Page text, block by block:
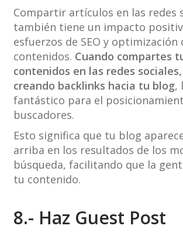
Compartir artículos en las redes
también tiene un impacto
esfuerzos de SEO y optimización
contenidos. Cuando compartes
contenidos en las redes
creando backlinks hacia tu blog,
fantástico para el
buscadores.
Esto significa que tu blog
arriba en los resultados de los
búsqueda, facilitando que la
tu contenido.
8.- Haz Guest Post